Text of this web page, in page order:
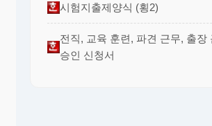
시험지출제양식 (횡2)
전직, 교육 훈련, 파견 근무, 출장
승인 신청서